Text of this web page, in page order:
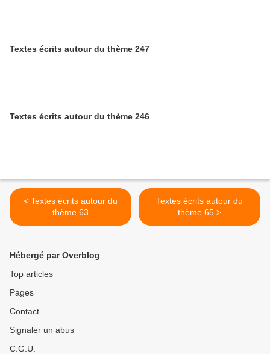
Textes écrits autour du thème 247
Textes écrits autour du thème 246
< Textes écrits autour du
thème 63
Textes écrits autour du
thème 65 >
Hébergé par Overblog
Top articles
Pages
Contact
Signaler un abus
C.G.U.